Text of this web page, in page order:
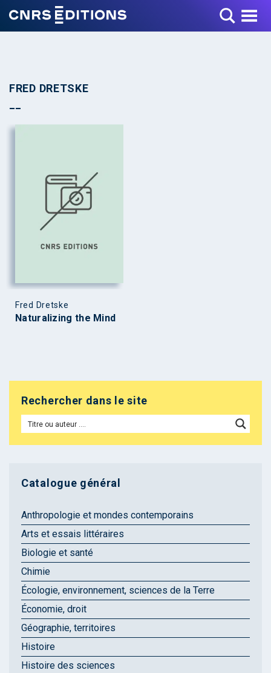
Toggle Menu
FRED DRETSKE
Fred Dretske
Naturalizing the Mind
Rechercher dans le site
Catalogue général
Anthropologie et mondes contemporains
Arts et essais littéraires
Biologie et santé
Chimie
Écologie, environnement, sciences de la Terre
Économie, droit
Géographie, territoires
Histoire
Histoire des sciences